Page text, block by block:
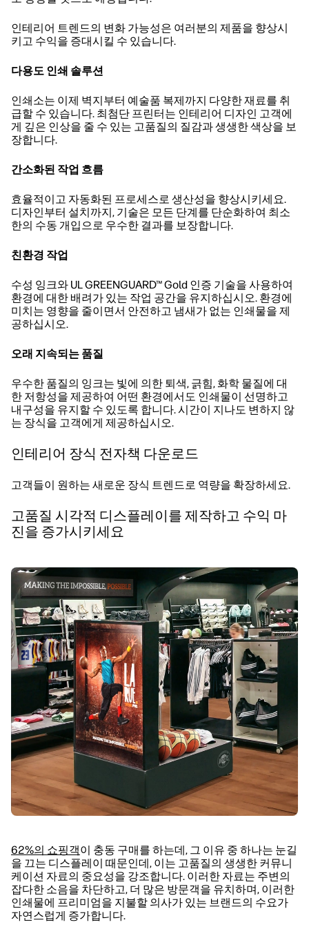
인테리어 트렌드의 변화 가능성은 여러분의 제품을 향상시
키고 수익을 증대시킬 수 있습니다.
다용도 인쇄 솔루션
인쇄소는 이제 벽지부터 예술품 복제까지 다양한 재료를 취
급할 수 있습니다. 최첨단 프린터는 인테리어 디자인 고객에
게 깊은 인상을 줄 수 있는 고품질의 질감과 생생한 색상을 보
장합니다.
간소화된 작업 흐름
효율적이고 자동화된 프로세스로 생산성을 향상시키세요.
디자인부터 설치까지, 기술은 모든 단계를 단순화하여 최소
한의 수동 개입으로 우수한 결과를 보장합니다.
친환경 작업
수성 잉크와 UL GREENGUARD™ Gold 인증 기술을 사용하여
환경에 대한 배려가 있는 작업 공간을 유지하십시오. 환경에
미치는 영향을 줄이면서 안전하고 냄새가 없는 인쇄물을 제
공하십시오.
오래 지속되는 품질
우수한 품질의 잉크는 빛에 의한 퇴색, 긁힘, 화학 물질에 대
한 저항성을 제공하여 어떤 환경에서도 인쇄물이 선명하고
내구성을 유지할 수 있도록 합니다. 시간이 지나도 변하지 않
는 장식을 고객에게 제공하십시오.
인테리어 장식 전자책 다운로드
고객들이 원하는 새로운 장식 트렌드로 역량을 확장하세요.
고품질 시각적 디스플레이를 제작하고 수익 마
진을 증가시키세요
62%의 쇼핑객이 충동 구매를 하는데, 그 이유 중 하나는 눈길
을 끄는 디스플레이 때문인데, 이는 고품질의 생생한 커뮤니
케이션 자료의 중요성을 강조합니다. 이러한 자료는 주변의
잡다한 소음을 차단하고, 더 많은 방문객을 유치하며, 이러한
인쇄물에 프리미엄을 지불할 의사가 있는 브랜드의 수요가
자연스럽게 증가합니다.